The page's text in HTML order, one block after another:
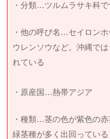
・分類…ツルムラサキ科
・他の呼び名…セイロン
ウレンソウなど。沖縄で
れている
・原産国…熱帯アジア
・種類…茎の色が紫色の
緑茎種が多く出回っている